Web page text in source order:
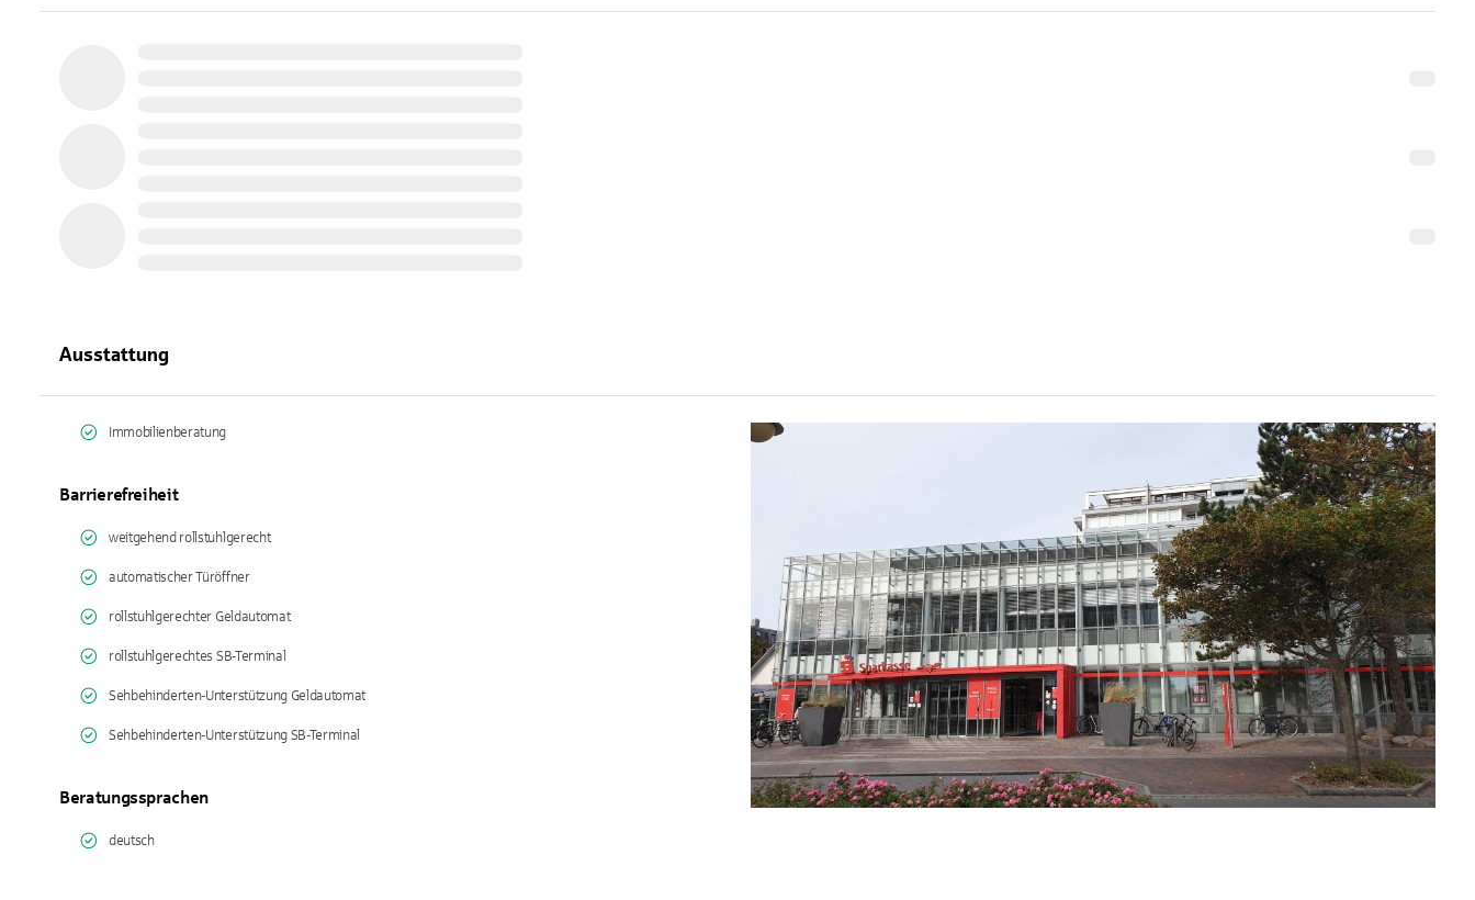
Ausstattung
Immobilienberatung
Barrierefreiheit
weitgehend rollstuhlgerecht
automatischer Türöffner
rollstuhlgerechter Geldautomat
rollstuhlgerechtes SB-Terminal
Sehbehinderten-Unterstützung Geldautomat
Sehbehinderten-Unterstützung SB-Terminal
Beratungssprachen
deutsch